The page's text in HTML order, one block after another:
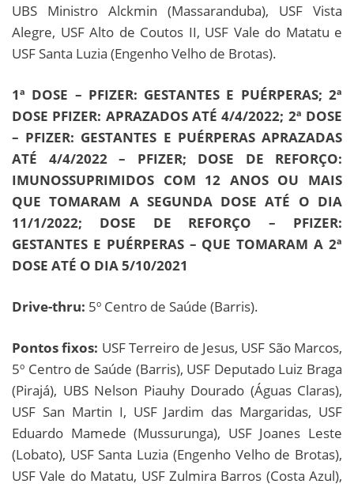
UBS Ministro Alckmin (Massaranduba), USF Vista
Alegre, USF Alto de Coutos II, USF Vale do Matatu e
USF Santa Luzia (Engenho Velho de Brotas).
1ª DOSE – PFIZER: GESTANTES E PUÉRPERAS; 2ª
DOSE PFIZER: APRAZADOS ATÉ 4/4/2022; 2ª DOSE
– PFIZER: GESTANTES E PUÉRPERAS APRAZADAS
ATÉ 4/4/2022 – PFIZER; DOSE DE REFORÇO:
IMUNOSSUPRIMIDOS COM 12 ANOS OU MAIS
QUE TOMARAM A SEGUNDA DOSE ATÉ O DIA
11/1/2022; DOSE DE REFORÇO – PFIZER:
GESTANTES E PUÉRPERAS – QUE TOMARAM A 2ª
DOSE ATÉ O DIA 5/10/2021
Drive-thru: 5º Centro de Saúde (Barris).
Pontos fixos: USF Terreiro de Jesus, USF São Marcos,
5º Centro de Saúde (Barris), USF Deputado Luiz Braga
(Pirajá), UBS Nelson Piauhy Dourado (Águas Claras),
USF San Martin I, USF Jardim das Margaridas, USF
Eduardo Mamede (Mussurunga), USF Joanes Leste
(Lobato), USF Santa Luzia (Engenho Velho de Brotas),
USF Vale do Matatu, USF Zulmira Barros (Costa Azul),